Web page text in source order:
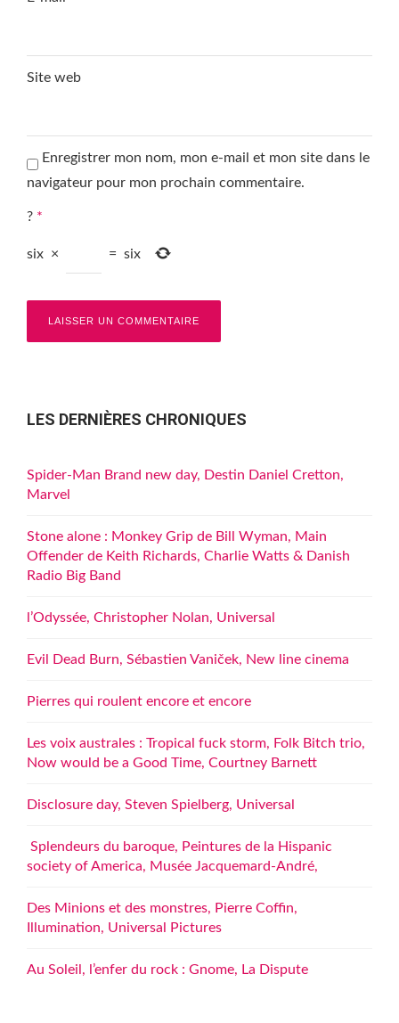
Site web
Enregistrer mon nom, mon e-mail et mon site dans le
navigateur pour mon prochain commentaire.
? *
six × = six
LES DERNIÈRES CHRONIQUES
Spider-Man Brand new day, Destin Daniel Cretton,
Marvel
Stone alone : Monkey Grip de Bill Wyman, Main
Offender de Keith Richards, Charlie Watts & Danish
Radio Big Band
l’Odyssée, Christopher Nolan, Universal
Evil Dead Burn, Sébastien Vaniček, New line cinema
Pierres qui roulent encore et encore
Les voix australes : Tropical fuck storm, Folk Bitch trio,
Now would be a Good Time, Courtney Barnett
Disclosure day, Steven Spielberg, Universal
Splendeurs du baroque, Peintures de la Hispanic
society of America, Musée Jacquemard-André,
Des Minions et des monstres, Pierre Coffin,
Illumination, Universal Pictures
Au Soleil, l’enfer du rock : Gnome, La Dispute